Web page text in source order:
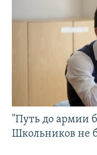
"Путь до армии
Школьников не